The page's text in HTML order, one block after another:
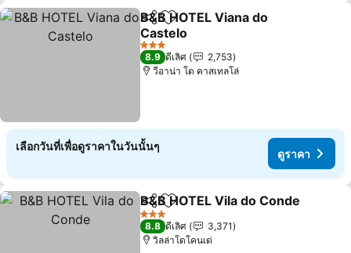
แชร์ เพิ่มในรายการโปรด
B&B HOTEL Viana do
Castelo
3 ดาว
8.9 ดีเลิศ
2,753
วีอาน่า โด คาสเทลโล่
เลือกวันที่เพื่อดูราคาในวันนั้นๆ
ดูราคา
แชร์ เพิ่มในรายการโปรด
B&B HOTEL Vila do Conde
3 ดาว
8.8 ดีเลิศ
3,371
วิลล่าโดโคนเด่